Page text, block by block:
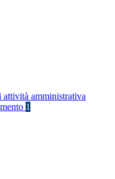
attività amministrativa
1